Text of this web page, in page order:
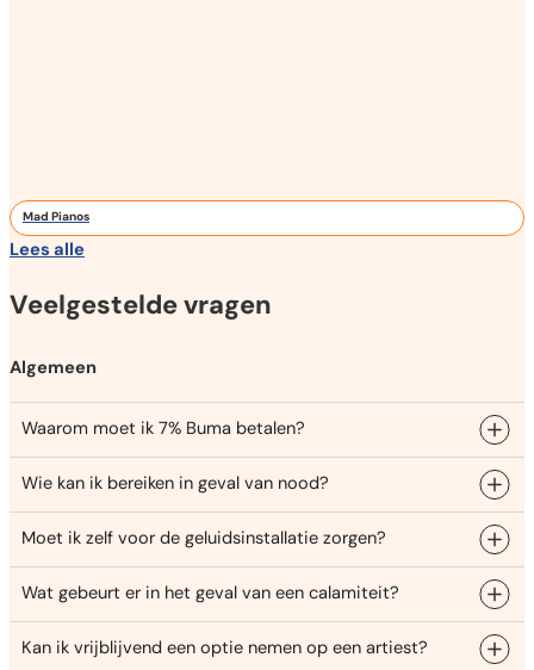
Mad Pianos
Lees alle
Veelgestelde vragen
Algemeen
Waarom moet ik 7% Buma betalen?
Wie kan ik bereiken in geval van nood?
Moet ik zelf voor de geluidsinstallatie zorgen?
Wat gebeurt er in het geval van een calamiteit?
Kan ik vrijblijvend een optie nemen op een artiest?